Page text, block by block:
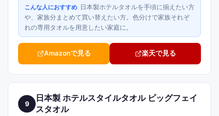
こんな人におすすめ 日本製ホテルタオルを手頃に揃えたい方
や、家族分まとめて買い替えたい方。色分けで家族それぞ
れの専用タオルを用意したい家庭に。
Amazonで見る 楽天で見る
9
日本製 ホテルスタイルタオル ビッグフェイ
スタオル